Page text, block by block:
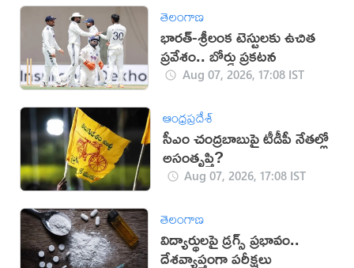
తెలంగాణ
భారత్-శ్రీలంక టెస్టులకు ఉచిత
ప్రవేశం.. బోర్డు ప్రకటన
Aug 07, 2026, 17:08 IST
ఆంధ్రప్రదేశ్
సీఎం చంద్రబాబుపై టీడీపీ నేతల్లో
అసంతృప్తి?
Aug 07, 2026, 17:08 IST
తెలంగాణ
విద్యార్థులపై డ్రగ్స్ ప్రభావం..
దేశవ్యాప్తంగా పరీక్షలు